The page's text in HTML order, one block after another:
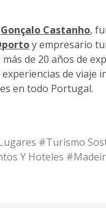
Gonçalo Castanho,
y empresario
de 20 años de
de viaje
en todo Portugal.
#Turismo
Y Hoteles #